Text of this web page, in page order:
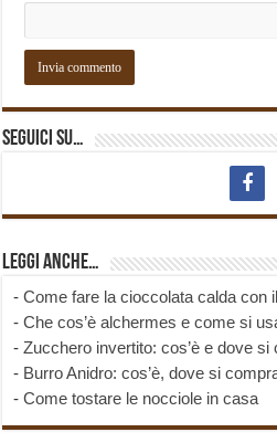
Seguici su…
Leggi anche…
-Come fare la cioccolata calda con
-Che cos’è alchermes e come si
-Zucchero invertito: cos’è e dove si
- Burro Anidro: cos’è, dove si
-Come tostare le nocciole in casa